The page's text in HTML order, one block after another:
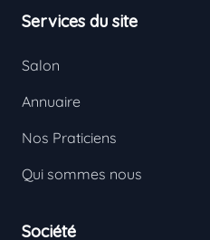
Services du site
Salon
Annuaire
Nos Praticiens
Qui sommes nous
Société